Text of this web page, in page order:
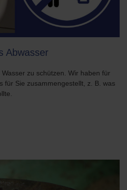
Abwasser
zu schützen. Wir haben für
für Sie zusammengestellt, z. B. was